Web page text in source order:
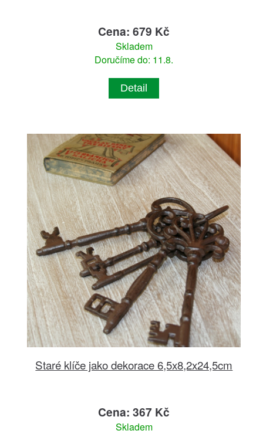
Cena: 679 Kč
Skladem
Doručíme do: 11.8.
Detail
Staré klíče jako dekorace 6,5x8,2x24,5cm
Cena: 367 Kč
Skladem